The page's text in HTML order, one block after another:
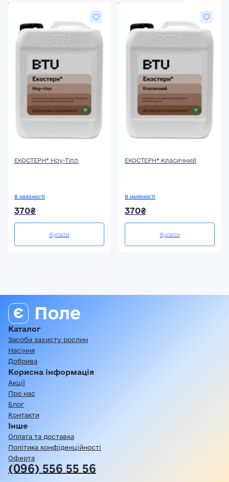
ЕКОСТЕРН® Ноу-Тілл
В наявності
370₴
Купити
ЕКОСТЕРН® Класичний
В наявності
370₴
Купити
Каталог
Засоби захисту рослин
Насіння
Добрива
Корисна інформація
Акції
Про нас
Блог
Контакти
Інше
Оплата та доставка
Політика конфіденційності
Оферта
(096) 556 55 56